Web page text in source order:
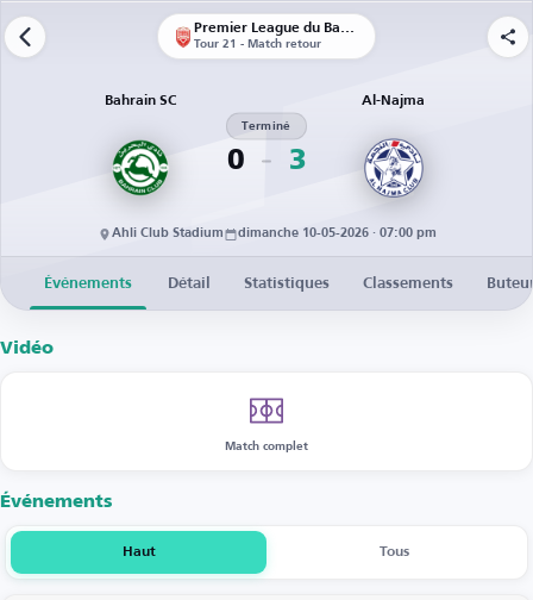
Premier League du Bahreïn
Tour 21 - Match retour
Bahrain SC
0
Terminé
3
Al-Najma
Ahli Club Stadium dimanche 10-05-2026 · 07:00 pm
Événements Détail Statistiques Classements
Vidéo
Match complet
Événements
Haut Tous